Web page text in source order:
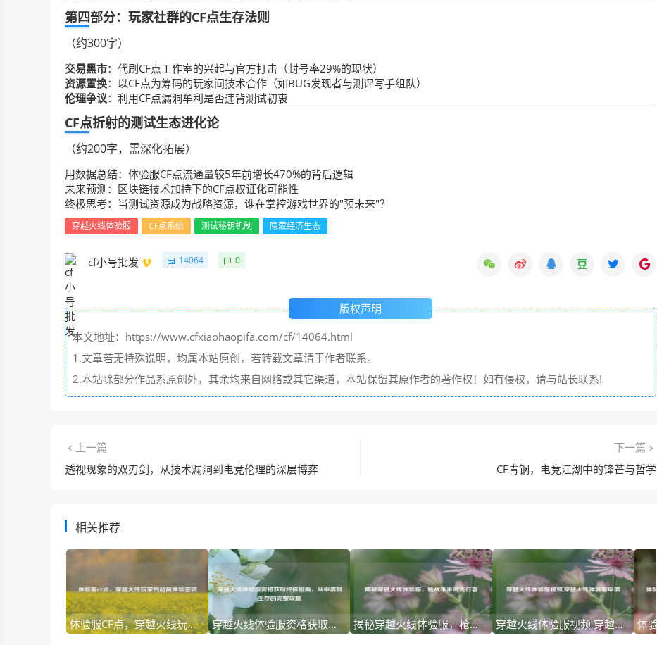
第四部分：玩家社群的CF点生存法则
（约300字）
交易黑市：代刷CF点工作室的兴起与官方打击（封号率29%的现状）
资源置换：以CF点为筹码的玩家间技术合作（如BUG发现者与测评写手组队）
伦理争议：利用CF点漏洞牟利是否违背测试初衷
CF点折射的测试生态进化论
（约200字，需深化拓展）
用数据总结：体验服CF点流通量较5年前增长470%的背后逻辑
未来预测：区块链技术加持下的CF点权证化可能性
终极思考：当测试资源成为战略资源，谁在掌控游戏世界的"预未来"？
穿越火线体验服 CF点系统 测试秘钥机制 隐藏经济生态
cf小号批发 14064 0
版权声明
本文地址：https://www.cfxiaohaopifa.com/cf/14064.html
1.文章若无特殊说明，均属本站原创，若转载文章请于作者联系。
2.本站除部分作品系原创外，其余均来自网络或其它渠道，本站保留其原作者的著作权！如有侵权，请与站长联系!
上一篇
透视现象的双刃剑，从技术漏洞到电竞伦理的深层博弈
下一篇
CF青钢，电竞江湖中的锋芒与哲学
相关推荐
体验服CF点，穿越火线玩家的超前体验密钥 穿越火线体验服资格获取终极指南，从申请到生存的完整攻略 揭秘穿越火线体验服，枪战未来的先行者 穿越火线体验服视频,穿越火线体验服申请